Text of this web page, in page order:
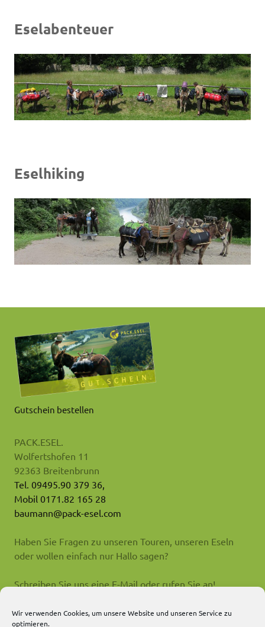
Wir verwenden Cookies, um unsere Website und unseren Service zu
optimieren.
Eselabenteuer
Eselhiking
Gutschein bestellen
PACK.ESEL.
Wolfertshofen 11
92363 Breitenbrunn
Tel. 09495.90 379 36,
Mobil 0171.82 165 28
baumann@pack-esel.com
Haben Sie Fragen zu unseren Touren, unseren Eseln
oder wollen einfach nur Hallo sagen?
Schreiben Sie uns eine E-Mail oder rufen Sie an!
Impressum